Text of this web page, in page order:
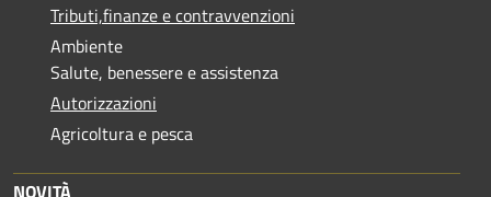
Tributi,finanze e contravvenzioni
Ambiente
Salute, benessere e assistenza
Autorizzazioni
Agricoltura e pesca
NOVITÀ